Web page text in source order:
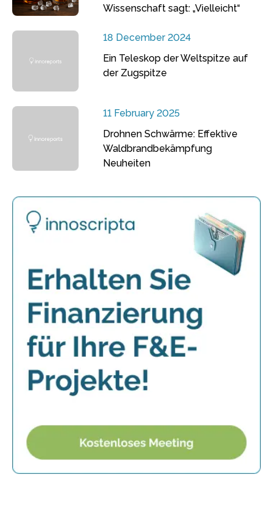
Wissenschaft sagt: „Vielleicht“
18 December 2024
Ein Teleskop der Weltspitze auf
der Zugspitze
11 February 2025
Drohnen Schwärme: Effektive
Waldbrandbekämpfung
Neuheiten